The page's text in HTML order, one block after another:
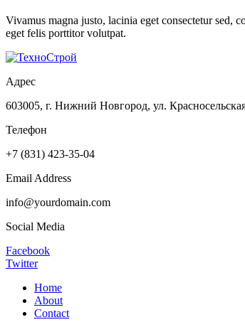
Vivamus magna justo, lacinia eget consectetur sed,
eget felis porttitor volutpat.
Адрес
603005, г. Нижний Новгород, ул.
Телефон
+7 (831) 423-35-04
Email Address
info@yourdomain.com
Social Media
Facebook
Twitter
Home
About
Contact